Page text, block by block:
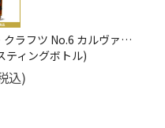
ド 8年 46% 20ml
ィングボトル)
込)